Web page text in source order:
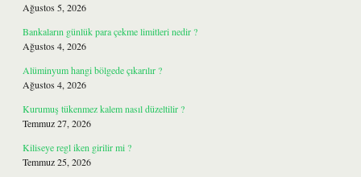
Ağustos 5, 2026
Bankaların günlük para çekme limitleri nedir ?
Ağustos 4, 2026
Alüminyum hangi bölgede çıkarılır ?
Ağustos 4, 2026
Kurumuş tükenmez kalem nasıl düzeltilir ?
Temmuz 27, 2026
Kiliseye regl iken girilir mi ?
Temmuz 25, 2026